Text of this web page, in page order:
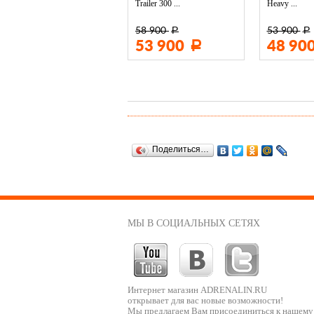
Trailer 300 ...
58 900 Р
53 900 Р
Heavy ...
53 900 Р
48
Поделиться…
МЫ В СОЦИАЛЬНЫХ СЕТЯХ
Интернет магазин ADRENALIN.RU
открывает для вас новые возможности!
Мы предлагаем Вам присоединиться к нашему